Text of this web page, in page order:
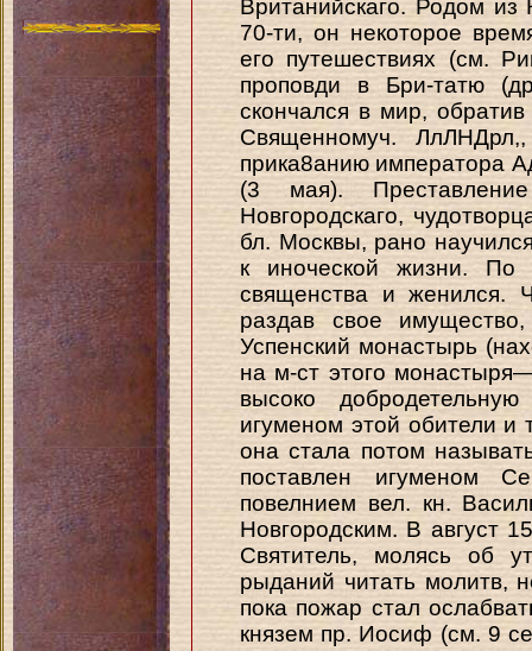
Вританийскаго. Родом
70-ти, он некоторое
его путешествиях (см.
проповди в Бри-татю
скончался в мир,
Священномуч.
прика8анию императора
(3 мая).
Новгородскаго,
бл. Москвы, рано
к иноческой жизни. По
священства и женился.
раздав свое
Успенский монастырь
на м-ст этого
высоко
игуменом этой обители и
она стала потом
поставлен игуменом
повелнием вел. кн.
Новгородским. В август
Святитель, молясь об
рыданий читать молитв,
пока пожар стал
князем пр. Иосиф (см. 9